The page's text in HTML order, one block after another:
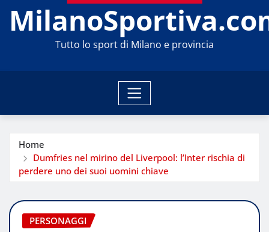
Tutto lo sport di Milano e provincia
Home
Dumfries nel mirino del Liverpool: l’Inter rischia di
perdere uno dei suoi uomini chiave
PERSONAGGI